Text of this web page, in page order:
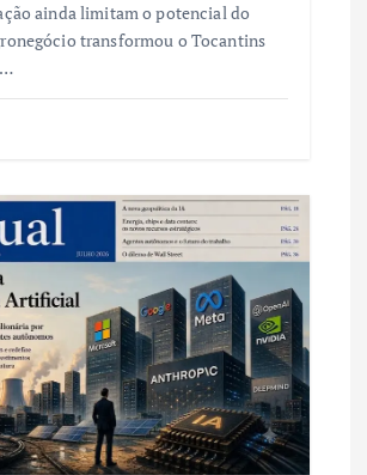
ainda limitam o potencial do
transformou o Tocantins